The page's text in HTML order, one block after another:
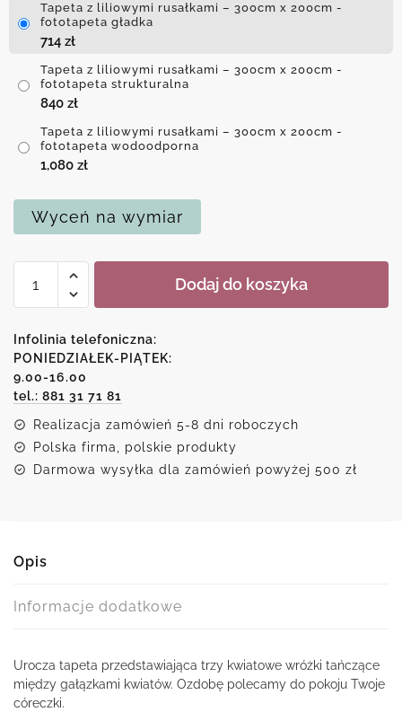
Tapeta z liliowymi rusałkami – 300cm x 200cm -
fototapeta gładka
714 zł
Tapeta z liliowymi rusałkami – 300cm x 200cm -
fototapeta strukturalna
840 zł
Tapeta z liliowymi rusałkami – 300cm x 200cm -
fototapeta wodoodporna
1,080 zł
Wyceń na wymiar
Tapeta
liliowymi
rusałkami
Dodaj do koszyka
Infolinia telefoniczna:
PONIEDZIAŁEK-PIĄTEK:
9.00-16.00
tel.: 881 31 71 81
Realizacja zamówień 5-8 dni roboczych
Polska firma, polskie produkty
Darmowa wysyłka dla zamówień powyżej 500 zł
Opis
Informacje dodatkowe
Urocza tapeta przedstawiająca trzy kwiatowe wróżki tańczące
między gałązkami kwiatów. Ozdobę polecamy do pokoju Twoje
córeczki.